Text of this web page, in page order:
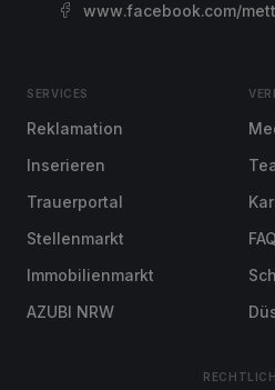
www.facebook.com/
SERVICES
Reklamation
Inserieren
Trauerportal
Stellenmarkt
Immobilienmarkt
AZUBI NRW
FAQ